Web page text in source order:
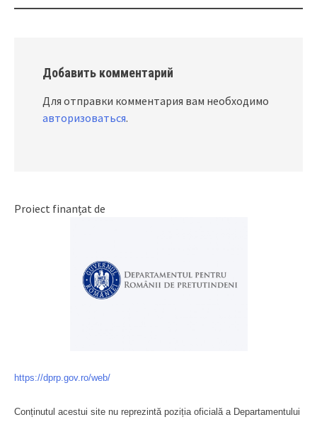
Добавить комментарий
Для отправки комментария вам необходимо
авторизоваться.
Proiect finanțat de
https://dprp.gov.ro/web/
Conținutul acestui site nu reprezintă poziția oficială a Departamentului